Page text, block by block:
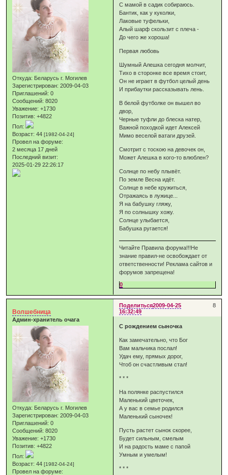
Откуда: Беларусь г. Могилев
Зарегистрирован: 2009-04-03
Приглашений: 0
Сообщений: 8020
Уважение: +1730
Позитив: +4822
Пол:
Возраст: 44[1982-04-24]
Провел на форуме:
2 месяца 17 дней
Последний визит:
2025-01-29 22:26:17
С мамой в садик собираюсь.
Бантик, как у куколки,
Лаковые туфельки,
Алый шарф скользит с плеча -
До чего же хороша!
Первая любовь
Шумный Алешка сегодня молчит,
Тихо в сторонке все время стоит,
Он не играет в футбол целый день
И прибаутки рассказывать лень.
В белой футболке он вышел во
двор,
Черные туфли до блеска натер,
Важной походкой идет Алексей
Мимо веселой ватаги друзей.
Смотрит с тоскою на девочек он,
Может Алешка в кого-то влюблен?
Солнце по небу плывёт.
По земле Весна идёт.
Солнце в небе кружиться,
Отражаясь в лужице...
Я на бабушку гляжу,
Я по солнышку хожу.
Солнце улыбается,
Бабушка ругается!
Читайте Правила форума!!!Не
знание правил-не освобождает от
ответственности! Реклама сайтов и
форумов запрещена!
0
Поделиться 8
2009-04-25
16:32:49
Волшебница
Админ-хранитель очага
Откуда: Беларусь г. Могилев
Зарегистрирован: 2009-04-03
Приглашений: 0
Сообщений: 8020
Уважение: +1730
Позитив: +4822
Пол:
Возраст: 44[1982-04-24]
Провел на форуме:
С рождением сыночка
Как замечательно, что Бог
Вам мальчика послал!
Удач ему, прямых дорог,
Чтоб он счастливым стал!
* * *
На полянке распустился
Маленький цветочек,
А у вас в семье родился
Маленький сыночек!
Пусть растет сынок скорее,
Будет сильным, смелым
И на радость маме с папой
Умным и умелым!
* * *